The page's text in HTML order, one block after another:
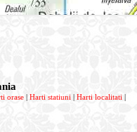
orase Harti statiuni Harti localitati